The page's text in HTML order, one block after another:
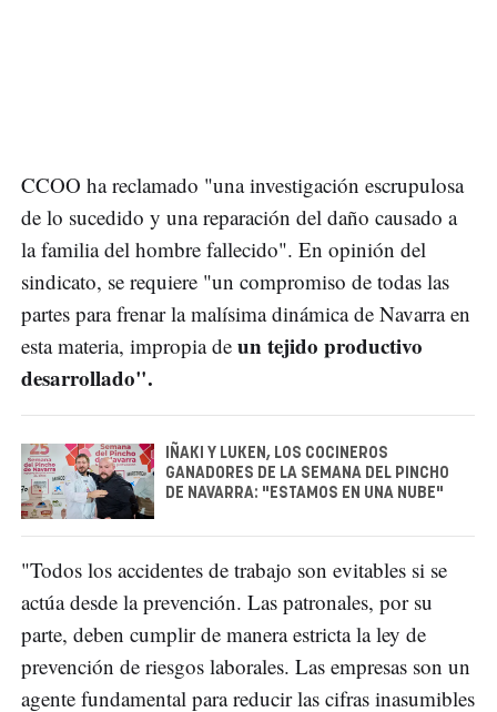
CCOO ha reclamado "una investigación escrupulosa
de lo sucedido y una reparación del daño causado a
la familia del hombre fallecido". En opinión del
sindicato, se requiere "un compromiso de todas las
partes para frenar la malísima dinámica de Navarra en
esta materia, impropia de un tejido productivo
desarrollado".
IÑAKI Y LUKEN, LOS COCINEROS
GANADORES DE LA SEMANA DEL PINCHO
DE NAVARRA: "ESTAMOS EN UNA NUBE"
"Todos los accidentes de trabajo son evitables si se
actúa desde la prevención. Las patronales, por su
parte, deben cumplir de manera estricta la ley de
prevención de riesgos laborales. Las empresas son un
agente fundamental para reducir las cifras inasumibles